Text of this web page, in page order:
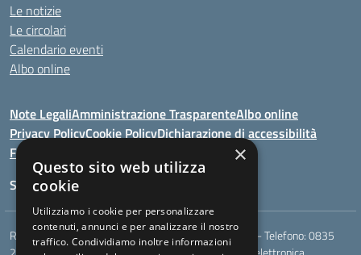
Le notizie
Le circolari
Calendario eventi
Albo online
Note LegaliAmministrazione TrasparenteAlbo online
Privacy PolicyCookie PolicyDichiarazione di accessibilità
Feedback
Seguici su:
Rione Marco Polo, snc - 75024 Montescaglioso (MT) - Telefono:0835
×
Questo sito web utilizza
cookie
Utilizziamo i cookie per personalizzare
contenuti, annunci e per analizzare il nostro
traffico. Condividiamo inoltre informazioni